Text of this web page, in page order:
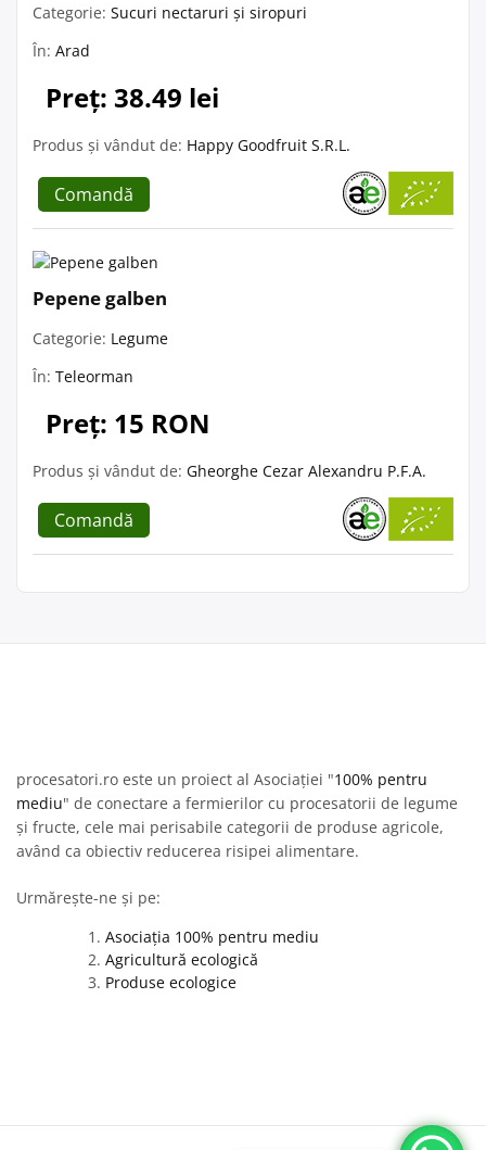
Categorie: Sucuri nectaruri și siropuri
În: Arad
Preț: 38.49 lei
Produs și vândut de: Happy Goodfruit S.R.L.
Comandă
Pepene galben
Categorie: Legume
În: Teleorman
Preț: 15 RON
Produs și vândut de: Gheorghe Cezar Alexandru P.F.A.
Comandă
procesatori.ro este un proiect al Asociației "100% pentru
mediu" de conectare a fermierilor cu procesatorii de legume
și fructe, cele mai perisabile categorii de produse agricole,
având ca obiectiv reducerea risipei alimentare.
Urmărește-ne și pe:
Asociația 100% pentru mediu
Agricultură ecologică
Produse ecologice